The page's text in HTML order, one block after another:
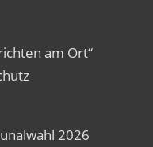
am Ort“
2026